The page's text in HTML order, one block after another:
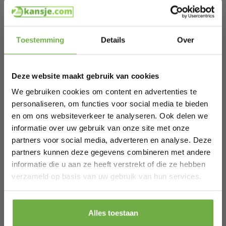
Toestemming Details Over
Deze website maakt gebruik van cookies
We gebruiken cookies om content en advertenties te
personaliseren, om functies voor social media te bieden
en om ons websiteverkeer te analyseren. Ook delen we
informatie over uw gebruik van onze site met onze
partners voor social media, adverteren en analyse. Deze
partners kunnen deze gegevens combineren met andere
informatie die u aan ze heeft verstrekt of die ze hebben
verzameld op basis van uw gebruik van hun services.
Alles toestaan
aanvoelt. De stof reguleert vocht snel en voelt tot drie keer
zachter aan dan veel andere stoffen. Uiteraard is deze
behoudt het gemakkelijk zijn sterke, strakke vorm.
Inhoud Verpakking
Fibershirts Anti-Zweet Boxershort (1x)
Merk: Fibershirts
Materiaal: 95% MicroModal, 5% Stretch
Hetelastaan
Bouwkenmerk: Ingebouwd achterpad (tegen transpiratie en
vlekken)
Fit: Slim fit
Geslacht: Heren
Kleur: Groen
Ervaar onmiddellijk een droge en comfortabele werkdag
terwijl je voorgoed ongemakkelijke vlekken voorkomt
met de innovatieve Fibershirts Anti-Zweet Boxershort!
FS1000009
Schrijf je in en ontvang
Bij 2dekansje.com profiteer je van
kortingen tot wel 70%.
Laat ons weten wanneer je jarig bent
Pak € 5,- korting